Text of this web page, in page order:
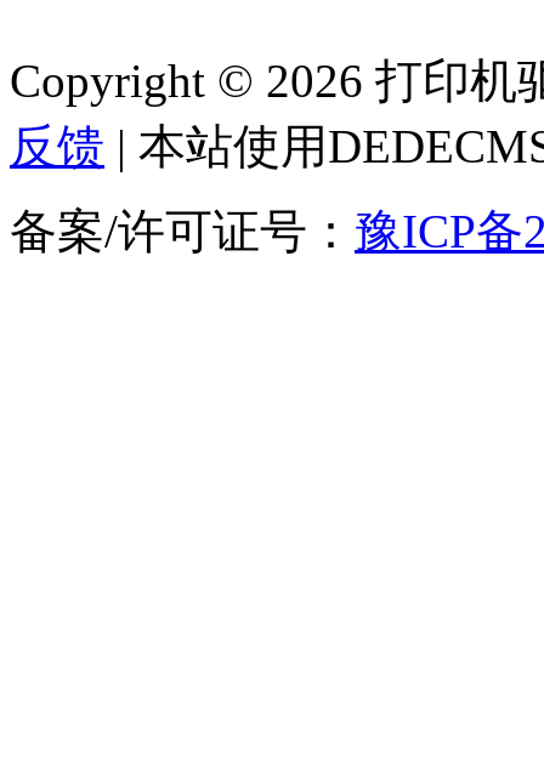
Copyright © 2026 打印
反馈 | 本站使用
备案/许可证号： 豫ICP备